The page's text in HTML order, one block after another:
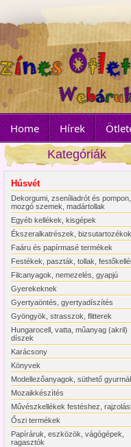
Home Hírek
Kategóriák
Húsvét
Dekorgumi, zseníliadrót és pompon,
mozgó szemek, madártollak
Egyéb kellékek, kisgépek
Ékszeralkatrészek, bizsutartozékok
Faáru és papírmasé termékek
Festékek, paszták, tollak,
Filcanyagok, nemezelés, gyapjú
Gyerekeknek
Gyertyaöntés, gyertyadíszítés
Gyöngyök, strasszok, flitterek
Hungarocell, vatta, műanyag (akril)
díszek
Karácsony
Könyvek
Modellezőanyagok, süthető
Mozaikkészítés
Művészkellékek festéshez,
Őszi termékek
Papíráruk, eszközök, vágógépek,
ragasztók